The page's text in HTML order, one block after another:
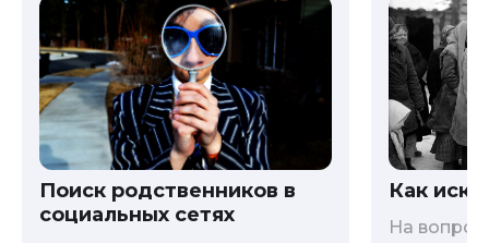
Поиск родственников в
социальных сетях
Как
На вопрос